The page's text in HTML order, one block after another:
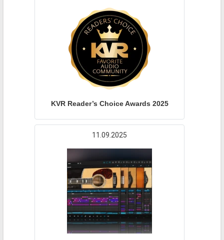
KVR Reader’s Choice Awards 2025
11.09.2025